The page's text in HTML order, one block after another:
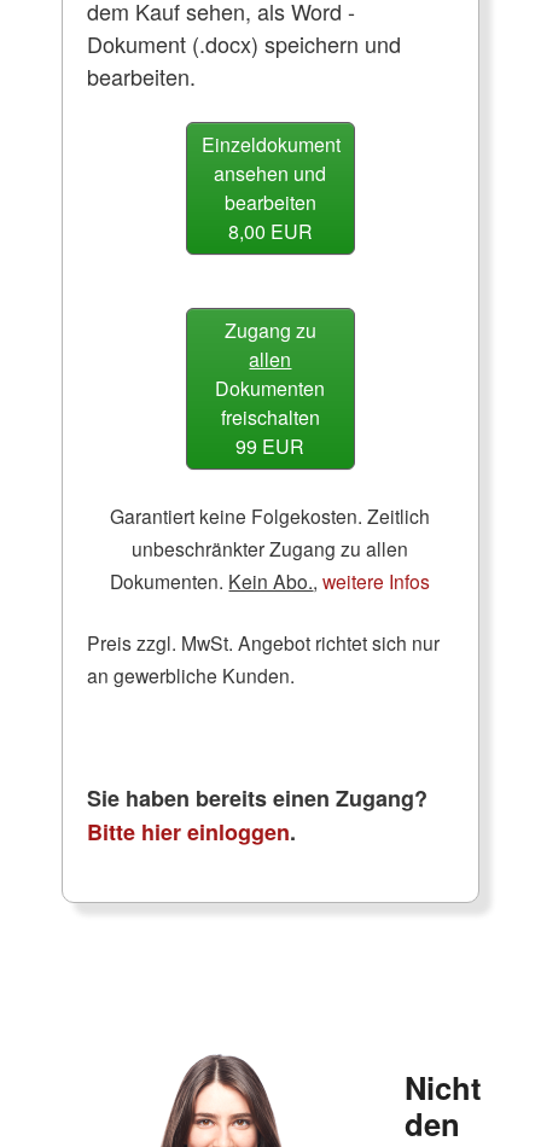
dem Kauf sehen, als Word -
Dokument (.docx) speichern und
bearbeiten.
Einzeldokument
ansehen und
bearbeiten
8,00 EUR
Zugang zu
allen
Dokumenten
freischalten
99 EUR
Garantiert keine Folgekosten. Zeitlich
unbeschränkter Zugang zu allen
Dokumenten. Kein Abo.,weitere Infos
Preis zzgl. MwSt. Angebot richtet sich nur
an gewerbliche Kunden.
Sie haben bereits einen Zugang?
Bitte hier einloggen.
Nicht
den